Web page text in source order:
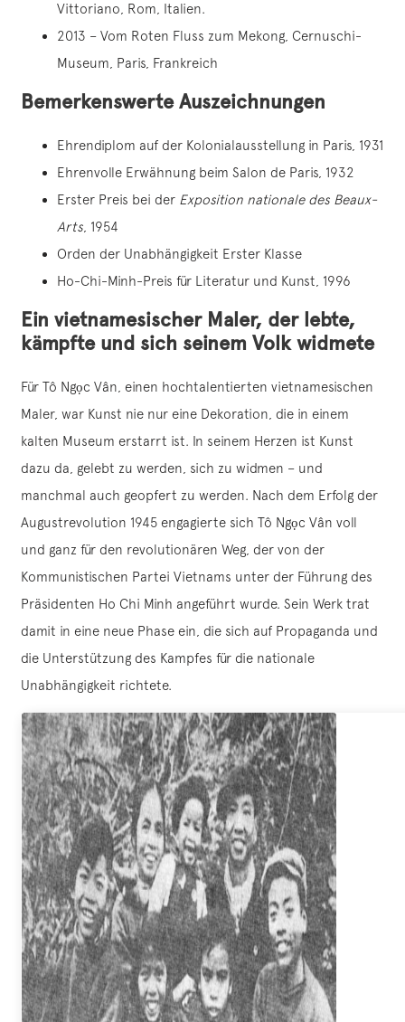
Vittoriano, Rom, Italien.
2013 – Vom Roten Fluss zum Mekong, Cernuschi-
Museum, Paris, Frankreich
Bemerkenswerte Auszeichnungen
Ehrendiplom auf der Kolonialausstellung in Paris, 1931
Ehrenvolle Erwähnung beim Salon de Paris, 1932
Erster Preis bei der Exposition nationale des Beaux-
Arts , 1954
Orden der Unabhängigkeit Erster Klasse
Ho-Chi-Minh-Preis für Literatur und Kunst, 1996
Ein vietnamesischer Maler, der lebte,
kämpfte und sich seinem Volk widmete
Für Tô Ngọc Vân, einen hochtalentierten vietnamesischen
Maler, war Kunst nie nur eine Dekoration, die in einem
kalten Museum erstarrt ist. In seinem Herzen ist Kunst
dazu da, gelebt zu werden, sich zu widmen – und
manchmal auch geopfert zu werden. Nach dem Erfolg der
Augustrevolution 1945 engagierte sich Tô Ngọc Vân voll
und ganz für den revolutionären Weg, der von der
Kommunistischen Partei Vietnams unter der Führung des
Präsidenten Ho Chi Minh angeführt wurde. Sein Werk trat
damit in eine neue Phase ein, die sich auf Propaganda und
die Unterstützung des Kampfes für die nationale
Unabhängigkeit richtete.